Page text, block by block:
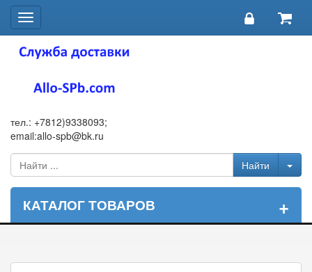
Toggle
navigation
тел.: +7812)9338093;
email:allo-spb@bk.ru
КАТАЛОГ ТОВАРОВ +